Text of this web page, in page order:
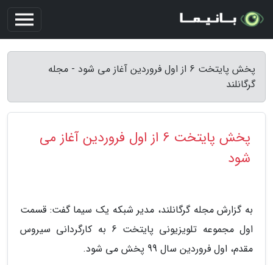
پخش پایتخت 6 از اول فروردین آغاز می شود - مجله
گرگانلند
پخش پایتخت 6 از اول فروردین آغاز می
شود
به گزارش مجله گرگانلند، مدیر شبکه یک سیما گفت: قسمت
اول مجموعه تلویزیونی پایتخت 6 به کارگردانی سیروس
مقدم، اول فروردین سال 99 پخش می شود.